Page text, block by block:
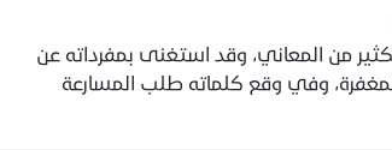
من المعاني، وقد استغنى بمفرداته عن
وفي وقع كلماته طلب المسارعة